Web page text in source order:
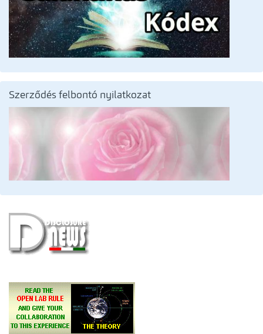
Szerződés felbontó nyilatkozat